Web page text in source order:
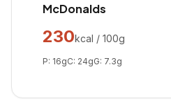
McDonalds
230kcal / 100g
P: 16gC: 24gG: 7.3g